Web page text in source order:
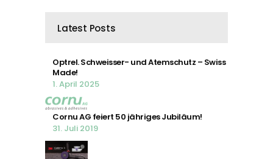
Latest Posts
Optrel. Schweisser- und Atemschutz – Swiss
Made!
1. April 2025
Cornu AG feiert 50 jähriges Jubiläum!
31. Juli 2019